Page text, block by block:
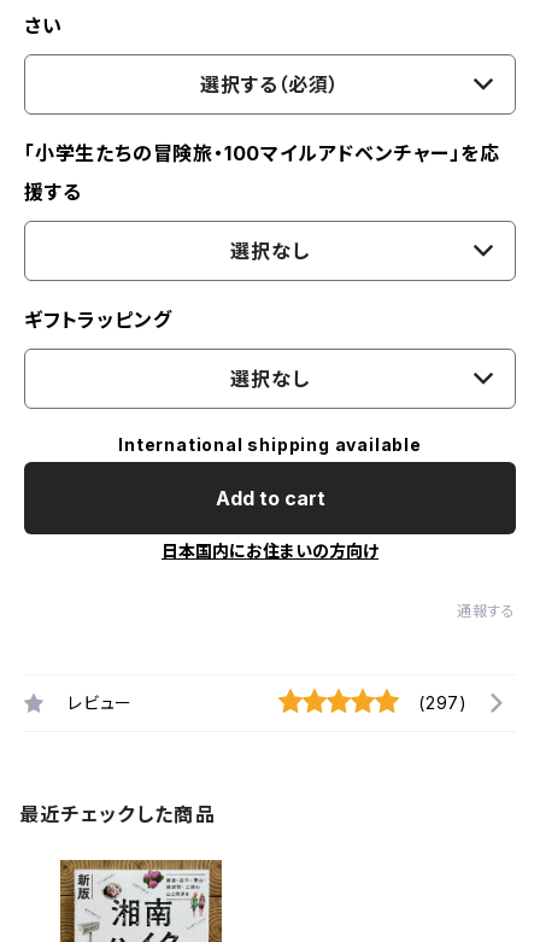
さい
選択する（必須）
「小学生たちの冒険旅・100マイルアドベンチャー」を応
援する
選択なし
ギフトラッピング
選択なし
International shipping available
Add to cart
日本国内にお住まいの方向け
通報する
レビュー (297)
最近チェックした商品